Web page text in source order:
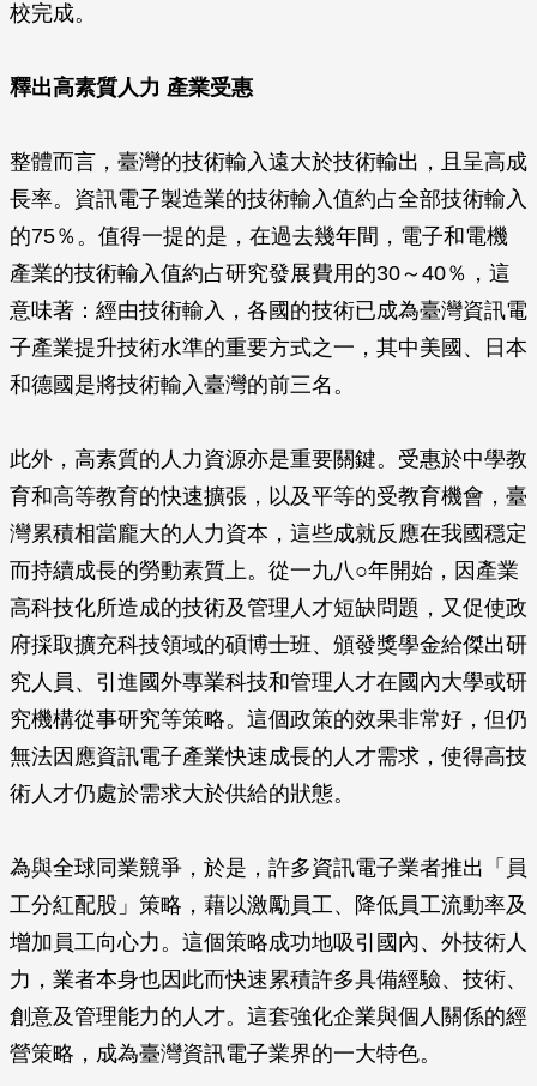
校完成。
釋出高素質人力 產業受惠
整體而言，臺灣的技術輸入遠大於技術輸出，且呈高成
長率。資訊電子製造業的技術輸入值約占全部技術輸入
的75％。值得一提的是，在過去幾年間，電子和電機
產業的技術輸入值約占研究發展費用的30～40％，這
意味著：經由技術輸入，各國的技術已成為臺灣資訊電
子產業提升技術水準的重要方式之一，其中美國、日本
和德國是將技術輸入臺灣的前三名。
此外，高素質的人力資源亦是重要關鍵。受惠於中學教
育和高等教育的快速擴張，以及平等的受教育機會，臺
灣累積相當龐大的人力資本，這些成就反應在我國穩定
而持續成長的勞動素質上。從一九八○年開始，因產業
高科技化所造成的技術及管理人才短缺問題，又促使政
府採取擴充科技領域的碩博士班、頒發獎學金給傑出研
究人員、引進國外專業科技和管理人才在國內大學或研
究機構從事研究等策略。這個政策的效果非常好，但仍
無法因應資訊電子產業快速成長的人才需求，使得高技
術人才仍處於需求大於供給的狀態。
為與全球同業競爭，於是，許多資訊電子業者推出「員
工分紅配股」策略，藉以激勵員工、降低員工流動率及
增加員工向心力。這個策略成功地吸引國內、外技術人
力，業者本身也因此而快速累積許多具備經驗、技術、
創意及管理能力的人才。這套強化企業與個人關係的經
營策略，成為臺灣資訊電子業界的一大特色。